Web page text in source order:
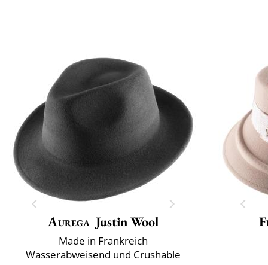
Aurega Justin Wool
Made in Frankreich
Wasserabweisend und Crushable